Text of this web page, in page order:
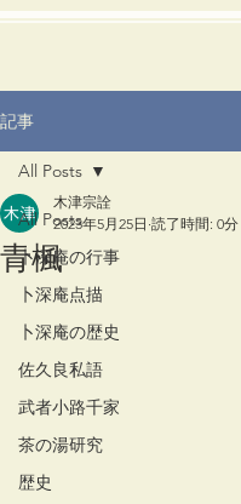
記事
All Posts
卜深庵の行事
卜深庵点描
卜深庵の歴史
佐久良私語
武者小路千家
茶の湯研究
歴史
All Posts
青楓
木津宗詮
2023年5月25日 読了時間: 0分